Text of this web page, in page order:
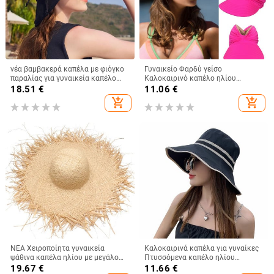
νέα βαμβακερά καπέλα με φιόγκο
παραλίας για γυναικεία καπέλο
γυναικείο καπέλο γυναικείο
καπέλο καπέλο καλοκαιρινό
γυναικείο καπέλο Anti-UV Panama
18.51 €
add_shopping_cart
Γυναικείο Φαρδύ γείσο
Καλοκαιρινό καπέλο ηλίου
εξωτερικού χώρου Ανοιχτό
καπέλο γυναικείο αντηλιακό
καπέλο καπέλο παραλία Ταξίδι
11.06 €
add_shopping_cart
ΝΕΑ Χειροποίητα γυναικεία
ψάθινα καπέλα ηλίου με μεγάλο
φαρδύ γείσο Gilrs υψηλής
19.67 €
Καλοκαιρινά καπέλα για γυναίκες
Πτυσσόμενα καπέλο ηλίου
παραλίας Μεγάλο γείσο
11.66 €